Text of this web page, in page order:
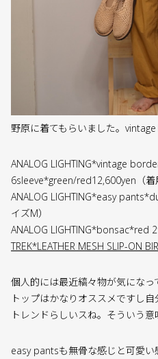
野原に着てもらいました。
ANALOG LIGHTING*vintage
6sleeve*green/red12,600yen（着
ANALOG LIGHTING*easy
イズM）
ANALOG LIGHTING*bonsac*red
TREK*LEATHER MESH SLIP-ON
個人的には最近縞々物が気にな
トップはかなりオススメですし
トレンドらしいスね。そういう意
easy pantsも無骨な感じと可愛